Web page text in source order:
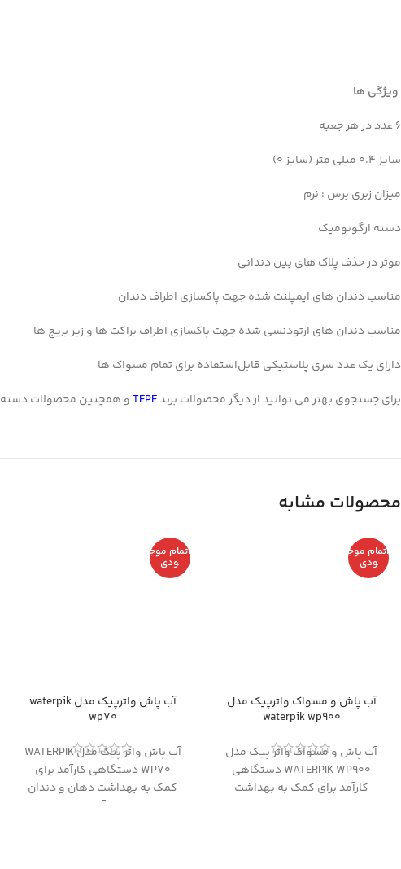
ویژگی ها
6 عدد در هر جعبه
سایز 0.4 میلی متر (سایز 0)
میزان زبری برس : نرم
دسته ارگونومیک
موثر در حذف پلاک های بین دندانی
مناسب دندان های ایمپلنت شده جهت پاکسازی اطراف دندان
مناسب دندان های ارتودنسی شده جهت پاکسازی اطراف براکت ها و زیر بریج ها
دارای یک عدد سری پلاستیکی قابل‌استفاده برای تمام مسواک‌ ها
برای جستجوی بهتر می توانید از دیگر محصولات برندTEPEو همچنین محصولات دسته
محصولات مشابه
اتمام موج
ودی
آب پاش و مسواک واترپیک مدل
waterpik wp900
آب پاش و مسواک واتر پیک مدل
WATERPIK WP900 دستگاهی
کارآمد برای کمک به بهداشت
دهان و دندان محصول کشور
اتمام موج
ودی
آب پاش واترپیک مدل waterpik
wp70
آب پاش واتر پیک مدل WATERPIK
WP70 دستگاهی کارآمد برای
کمک به بهداشت دهان و دندان
محصول کشور آمریکا می باشد.
Facebook
Instagram
linkedin
WhatsApp
تلگرام